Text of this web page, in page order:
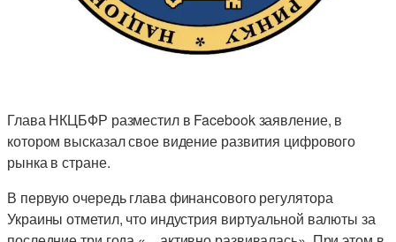
Глава НКЦБФР разместил в Facebook заявление, в
котором высказал свое видение развития цифрового
рынка в стране.
В первую очередь глава финансового регулятора
Украины отметил, что индустрия виртуальной валюты за